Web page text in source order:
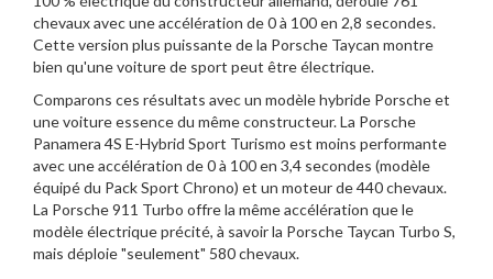
chevaux avec une accélération de 0 à 100 en 2,8 secondes.
Cette version plus puissante de la Porsche Taycan montre
bien qu'une voiture de sport peut être électrique.
Comparons ces résultats avec un modèle hybride Porsche et
une voiture essence du même constructeur. La Porsche
Panamera 4S E-Hybrid Sport Turismo est moins performante
avec une accélération de 0 à 100 en 3,4 secondes (modèle
équipé du Pack Sport Chrono) et un moteur de 440 chevaux.
La Porsche 911 Turbo offre la même accélération que le
modèle électrique précité, à savoir la Porsche Taycan Turbo S,
mais déploie "seulement" 580 chevaux.